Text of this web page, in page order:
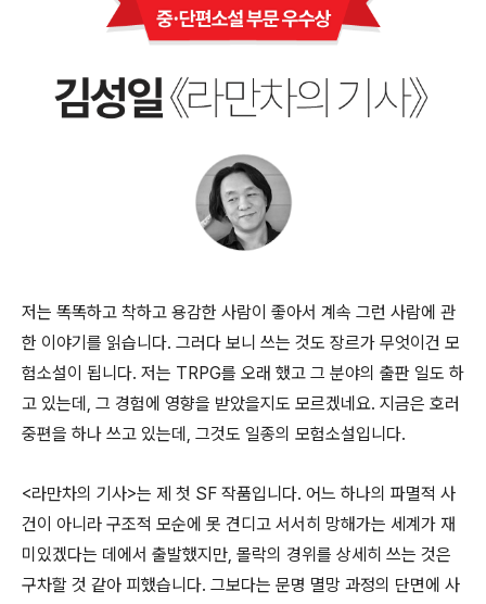
저는 똑똑하고 착하고 용감한 사람이 좋아서 계속 그런 사람에 관
한 이야기를 읽습니다. 그러다 보니 쓰는 것도 장르가 무엇이건 모
험소설이 됩니다. 저는 TRPG를 오래 했고 그 분야의 출판 일도 하
고 있는데, 그 경험에 영향을 받았을지도 모르겠네요. 지금은 호러
중편을 하나 쓰고 있는데, 그것도 일종의 모험소설입니다.
<라만차의 기사>는 제 첫 SF 작품입니다. 어느 하나의 파멸적 사
건이 아니라 구조적 모순에 못 견디고 서서히 망해가는 세계가 재
미있겠다는 데에서 출발했지만, 몰락의 경위를 상세히 쓰는 것은
구차할 것 같아 피했습니다. 그보다는 문명 멸망 과정의 단면에 사